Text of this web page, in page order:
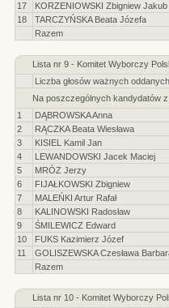
17
KORZENIOWSKI Zbigniew Jakub
18
TARCZYŃSKA Beata Józefa
Razem
Lista nr 9 - Komitet Wyborczy
Liczba głosów ważnych
Na poszczególnych kandydatów
1
DĄBROWSKA Anna
2
RĄCZKA Beata Wiesława
3
KISIEL Kamil Jan
4
LEWANDOWSKI Jacek Maciej
5
MRÓZ Jerzy
6
FIJAŁKOWSKI Zbigniew
7
MALEŃKI Artur Rafał
8
KALINOWSKI Radosław
9
ŚMILEWICZ Edward
10
FUKS Kazimierz Józef
11
GOLISZEWSKA Czesława
Razem
Lista nr 10 - Komitet Wyborczy